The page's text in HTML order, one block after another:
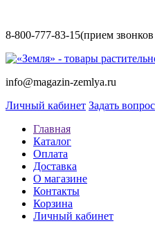
8-800-777-83-15(прием
info@magazin-zemlya.ru
Личный кабинет Задать вопрос
Главная
Каталог
Оплата
Доставка
О магазине
Контакты
Корзина
Личный кабинет